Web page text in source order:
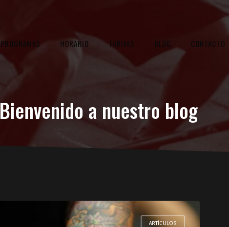
PROGRAMAS HORARIO TARIFAS BLOG CONTACTO
Bienvenido a nuestro blog
ARTÍCULOS